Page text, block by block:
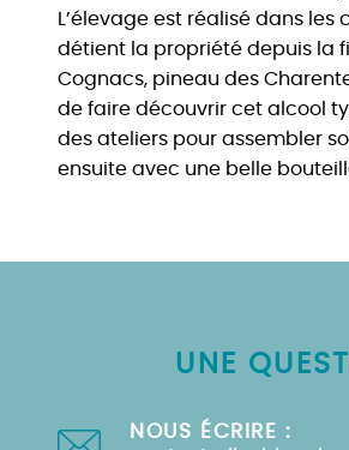
L’élevage est réalisé dans
détient la propriété depuis la
Cognacs, pineau des
de faire découvrir cet alcool
des ateliers pour assembler
ensuite avec une belle
UNE
NOUS ÉCRIRE :